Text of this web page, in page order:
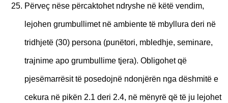
Përveç nëse përcaktohet ndryshe në këtë vendim,
lejohen grumbullimet në ambiente të mbyllura deri në
tridhjetë (30) persona (punëtori, mbledhje, seminare,
trajnime apo grumbullime tjera). Obligohet që
pjesëmarrësit të posedojnë ndonjërën nga dëshmitë e
cekura në pikën 2.1 deri 2.4, në mënyrë që të ju lejohet